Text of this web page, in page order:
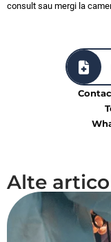
consult sau mergi la
Alte